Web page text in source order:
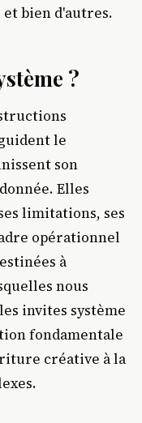
bien d'autres.
?
le
son
Elles
limitations, ses
opérationnel
à
nous
invites système
fondamentale
créative à la